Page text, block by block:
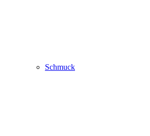
Schmuck